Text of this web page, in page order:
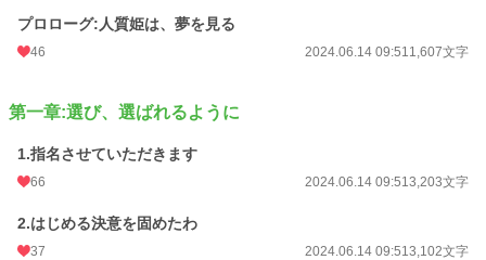
24h.ポイント
更新日時 2024.06.16 06:00
初回公開日時 2024.06.14 09:51
週間ポイント 70 pt (39,759 位)
プロローグ:人質姫は、夢を見る
46 2024.06.14 09:511,607文字
第一章:選び、選ばれるように
1.指名させていただきます
66 2024.06.14 09:513,203文字
2.はじめる決意を固めたわ
37 2024.06.14 09:513,102文字